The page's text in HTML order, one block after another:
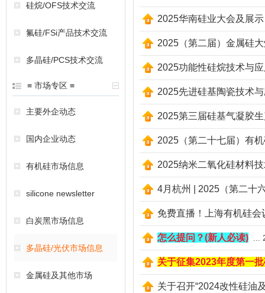
硅烷/OFS技术交流
氟硅/FSi产品技术交流
多晶硅/PCS技术交流
≡ 市场专区 ≡
主要外企动态
国内企业动态
有机硅市场信息
silicone newsletter
白炭黑市场信息
多晶硅/光伏市场信息
金属硅及其他市场
2025华南硅业大会及展示
2025（第二届）金属硅
2025功能性硅烷技术与
2025先进硅基陶瓷技术
2025第三届硅基气凝胶
2025（第二十七届）有
2025纳米二氧化硅材料
4月杭州 | 2025（第二十
免费直播！上海有机硅
怎么提问？(新人必读)
关于征集2023年度第一
关于召开“2024改性硅油